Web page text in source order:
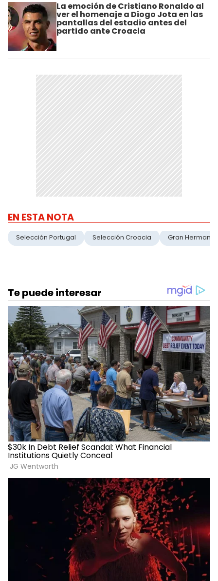
La emoción de Cristiano Ronaldo al
ver el homenaje a Diogo Jota en las
pantallas del estadio antes del
partido ante Croacia
EN ESTA NOTA
Selección Portugal Selección Croacia Gran Hermano